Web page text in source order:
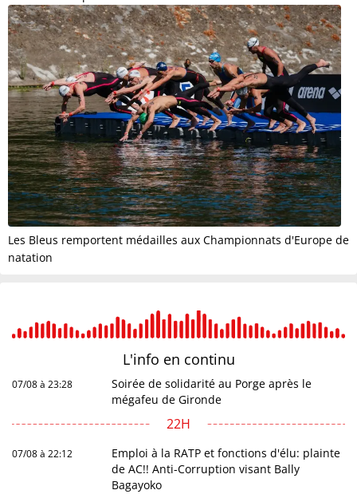
Les Bleus remportent médailles aux Championnats d'Europe de
natation
L'info en continu
07/08 à 23:28
Soirée de solidarité au Porge après le
mégafeu de Gironde
22H
07/08 à 22:12
Emploi à la RATP et fonctions d'élu: plainte
de AC!! Anti-Corruption visant Bally
Bagayoko